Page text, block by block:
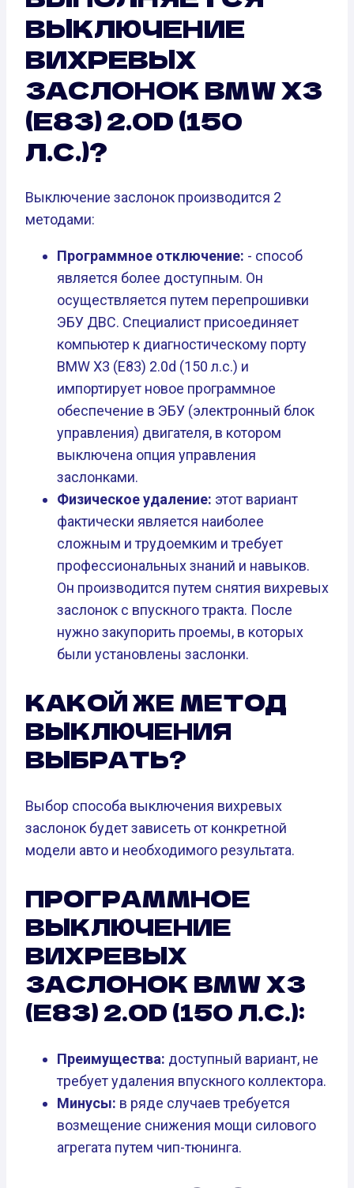
ВЫКЛЮЧЕНИЕ
ВИХРЕВЫХ
ЗАСЛОНОК BMW X3
(E83) 2.0D (150
Л.С.)?
Выключение заслонок производится 2
методами:
Программное отключение: - способ
является более доступным. Он
осуществляется путем перепрошивки
ЭБУ ДВС. Специалист присоединяет
компьютер к диагностическому порту
BMW X3 (E83) 2.0d (150 л.с.) и
импортирует новое программное
обеспечение в ЭБУ (электронный блок
управления) двигателя, в котором
выключена опция управления
заслонками.
Физическое удаление: этот вариант
фактически является наиболее
сложным и трудоемким и требует
профессиональных знаний и навыков.
Он производится путем снятия вихревых
заслонок с впускного тракта. После
нужно закупорить проемы, в которых
были установлены заслонки.
КАКОЙ ЖЕ МЕТОД
ВЫКЛЮЧЕНИЯ
ВЫБРАТЬ?
Выбор способа выключения вихревых
заслонок будет зависеть от конкретной
модели авто и необходимого результата.
ПРОГРАММНОЕ
ВЫКЛЮЧЕНИЕ
ВИХРЕВЫХ
ЗАСЛОНОК BMW X3
(E83) 2.0D (150 Л.С.):
Преимущества: доступный вариант, не
требует удаления впускного коллектора.
Минусы: в ряде случаев требуется
возмещение снижения мощи силового
агрегата путем чип-тюнинга.